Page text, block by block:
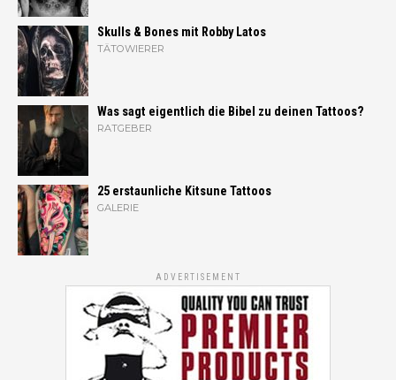
Skulls & Bones mit Robby Latos
TÄTOWIERER
Was sagt eigentlich die Bibel zu deinen Tattoos?
RATGEBER
25 erstaunliche Kitsune Tattoos
GALERIE
ADVERTISEMENT